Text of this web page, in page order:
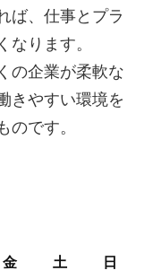
ば、仕事とプラ
ります。
の企業が柔軟な
きやすい環境を
です。
金 土 日